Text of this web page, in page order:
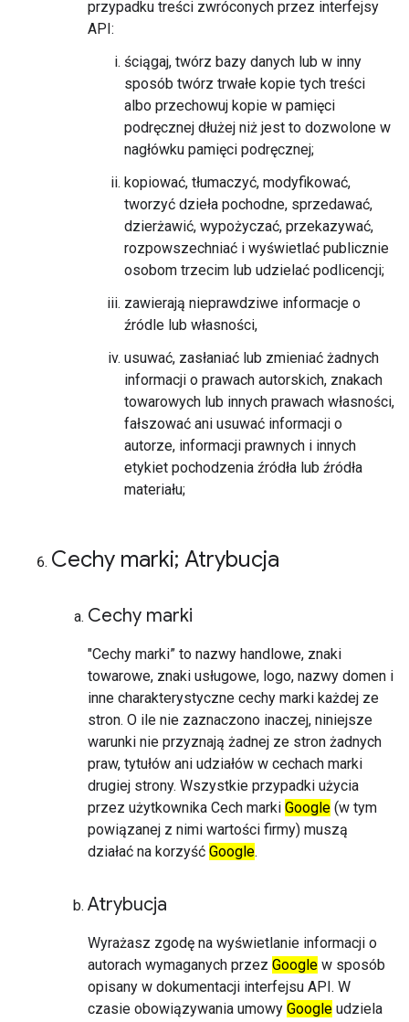
przypadku treści zwróconych przez interfejsy
API:
ściągaj, twórz bazy danych lub w inny
sposób twórz trwałe kopie tych treści
albo przechowuj kopie w pamięci
podręcznej dłużej niż jest to dozwolone w
nagłówku pamięci podręcznej;
kopiować, tłumaczyć, modyfikować,
tworzyć dzieła pochodne, sprzedawać,
dzierżawić, wypożyczać, przekazywać,
rozpowszechniać i wyświetlać publicznie
osobom trzecim lub udzielać podlicencji;
zawierają nieprawdziwe informacje o
źródle lub własności,
usuwać, zasłaniać lub zmieniać żadnych
informacji o prawach autorskich, znakach
towarowych lub innych prawach własności,
fałszować ani usuwać informacji o
autorze, informacji prawnych i innych
etykiet pochodzenia źródła lub źródła
materiału;
Cechy marki; Atrybucja
Cechy marki
"Cechy marki” to nazwy handlowe, znaki
towarowe, znaki usługowe, logo, nazwy domen i
inne charakterystyczne cechy marki każdej ze
stron. O ile nie zaznaczono inaczej, niniejsze
warunki nie przyznają żadnej ze stron żadnych
praw, tytułów ani udziałów w cechach marki
drugiej strony. Wszystkie przypadki użycia
przez użytkownika Cech marki Google (w tym
powiązanej z nimi wartości firmy) muszą
działać na korzyść Google.
Atrybucja
Wyrażasz zgodę na wyświetlanie informacji o
autorach wymaganych przez Google w sposób
opisany w dokumentacji interfejsu API. W
czasie obowiązywania umowy Google udziela